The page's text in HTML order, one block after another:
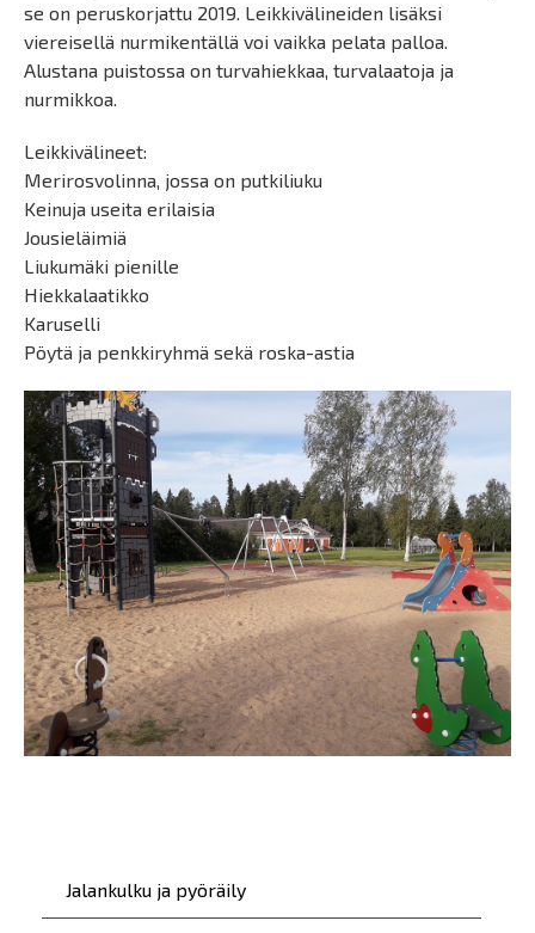
Päävalikko
Jalankulku ja pyöräily
se on peruskorjattu 2019. Leikkivälineiden lisäksi
viereisellä nurmikentällä voi vaikka pelata palloa.
Alustana puistossa on turvahiekkaa, turvalaatoja ja
nurmikkoa.
Leikkivälineet:
Merirosvolinna, jossa on putkiliuku
Keinuja useita erilaisia
Jousieläimiä
Liukumäki pienille
Hiekkalaatikko
Karuselli
Pöytä ja penkkiryhmä sekä roska-astia